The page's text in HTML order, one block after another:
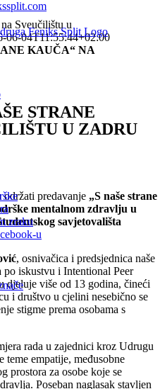
zraku
u
Sveučilištu u
06-04T11:55:44+02:00
KAUČA“ NA
STRANE
U ZADRU
predavanje „S naše strane
mentalnom zdravlju u
savjetovališta
, osnivačica i predsjednica naše
po iskustvu i Intentional Peer
djeluje više od 13 godina, čineći
i društvo u cjelini nesebično se
stigme prema osobama s
rada u zajednici kroz Udrugu
teme empatije, međusobne
prostora za osobe koje se
Poseban naglasak stavljen